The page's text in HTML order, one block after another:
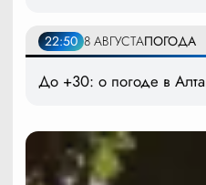
22:50 8 АВГУСТАПОГОДА
До +30: о погоде в